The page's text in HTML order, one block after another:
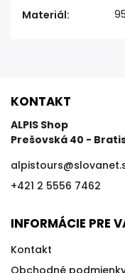
Materiál:
KONTAKT
ALPIS Shop
Prešovská 40 -
alpistours@
+421 2 5556 7462
INFORMÁCIE PRE
Kontakt
Obchodné